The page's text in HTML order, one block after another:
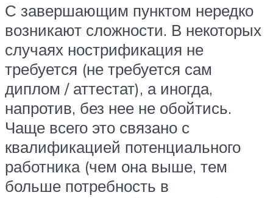
С завершающим пунктом нередко
возникают сложности. В некоторых
случаях нострификация не
требуется (не требуется сам
диплом / аттестат), а иногда,
напротив, без нее не обойтись.
Чаще всего это связано с
квалификацией потенциального
работника (чем она выше, тем
больше потребность в